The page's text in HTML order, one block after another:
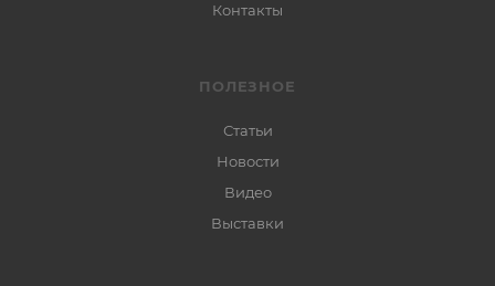
Контакты
ПОЛЕЗНОЕ
Статьи
Новости
Видео
Выставки